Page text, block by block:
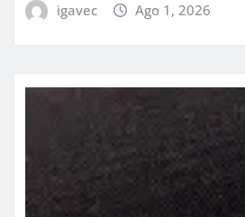
igavec Ago 1, 2026